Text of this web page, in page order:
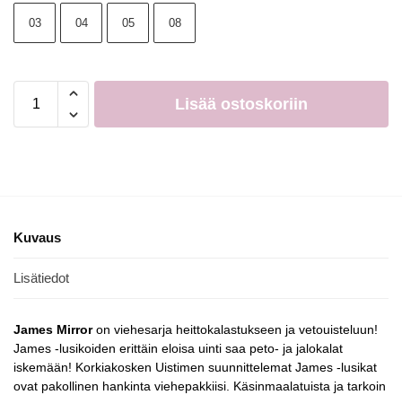
03 04 05 08
Lisää ostoskoriin
Kuvaus
Lisätiedot
James Mirroron viehesarja heittokalastukseen ja vetouisteluun!
James -lusikoiden erittäin eloisa uinti saa peto- ja jalokalat
iskemään! Korkiakosken Uistimen suunnittelemat James -lusikat
ovat pakollinen hankinta viehepakkiisi. Käsinmaalatuista ja tarkoin